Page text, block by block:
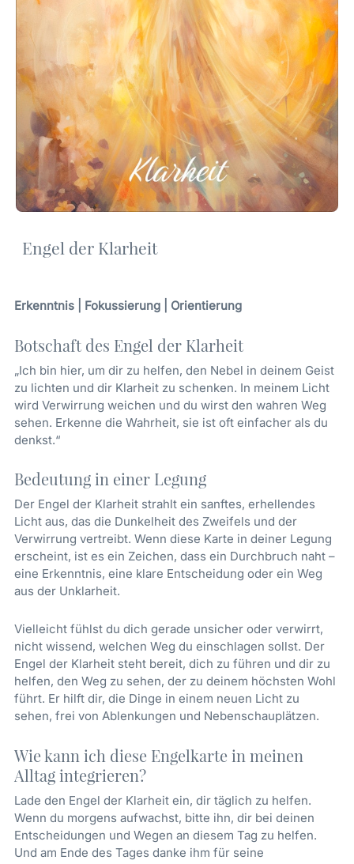
Engel der Klarheit
Erkenntnis | Fokussierung | Orientierung
Botschaft des Engel der Klarheit
„Ich bin hier, um dir zu helfen, den Nebel in deinem Geist
zu lichten und dir Klarheit zu schenken. In meinem Licht
wird Verwirrung weichen und du wirst den wahren Weg
sehen. Erkenne die Wahrheit, sie ist oft einfacher als du
denkst.“
Bedeutung in einer Legung
Der Engel der Klarheit strahlt ein sanftes, erhellendes
Licht aus, das die Dunkelheit des Zweifels und der
Verwirrung vertreibt. Wenn diese Karte in deiner Legung
erscheint, ist es ein Zeichen, dass ein Durchbruch naht –
eine Erkenntnis, eine klare Entscheidung oder ein Weg
aus der Unklarheit.
Vielleicht fühlst du dich gerade unsicher oder verwirrt,
nicht wissend, welchen Weg du einschlagen sollst. Der
Engel der Klarheit steht bereit, dich zu führen und dir zu
helfen, den Weg zu sehen, der zu deinem höchsten Wohl
führt. Er hilft dir, die Dinge in einem neuen Licht zu
sehen, frei von Ablenkungen und Nebenschauplätzen.
Wie kann ich diese Engelkarte in meinen
Alltag integrieren?
Lade den Engel der Klarheit ein, dir täglich zu helfen.
Wenn du morgens aufwachst, bitte ihn, dir bei deinen
Entscheidungen und Wegen an diesem Tag zu helfen.
Und am Ende des Tages danke ihm für seine